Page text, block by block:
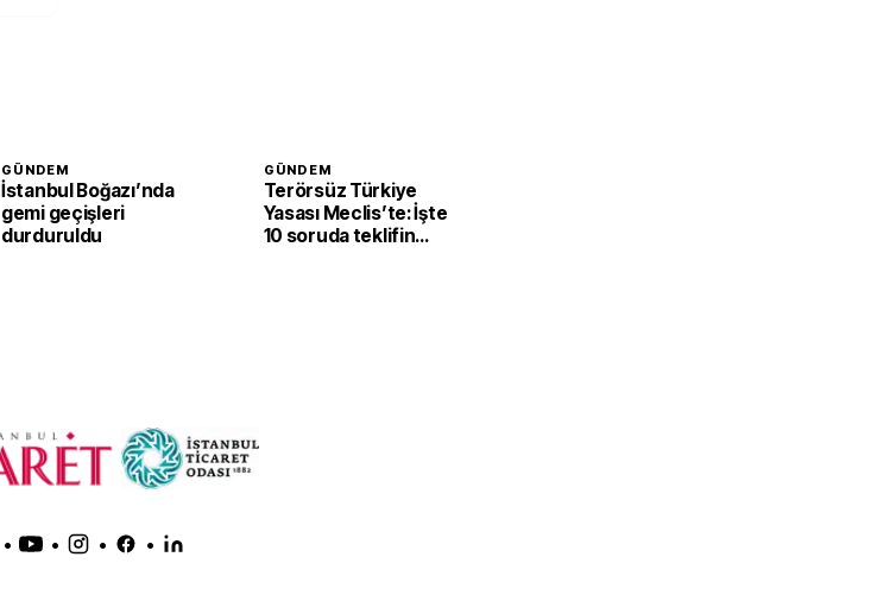
GÜNDEM
İstanbul Boğazı’nda
gemi geçişleri
durduruldu
GÜNDEM
Terörsüz Türkiye
Yasası Meclis’te: İşte
10 soruda teklifin
• • • •